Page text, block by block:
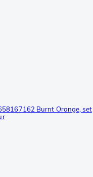
Burnt Orange, set